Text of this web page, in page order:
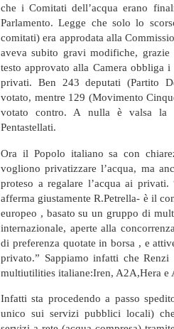
che i Comitati dell’acqua erano
Parlamento. Legge che solo lo
comitati) era approdata alla
aveva subito gravi modifiche,
testo approvato alla Camera obbliga
privati. Ben 243 deputati (Partito
votato, mentre 129 (Movimento
votato contro. A nulla è valsa la
Pentastellati.
Ora il Popolo italiano sa con
vogliono privatizzare l’acqua, ma
proteso a regalare l’acqua ai
afferma giustamente R.Petrella- è il
europeo , basato su un gruppo di
internazionale, aperte alla
di preferenza quotate in borsa , e
privato.” Sappiamo infatti che
multiutilities italiane:Iren, A2A,Hera e
Infatti sta procedendo a passo
unico sui servizi pubblici locali)